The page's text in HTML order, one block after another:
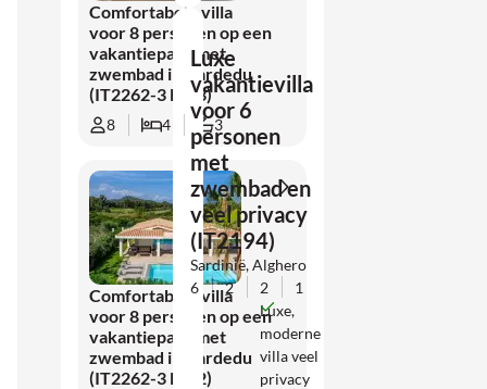
Comfortabele villa
voor 8 personen op een
vakantiepark met
zwembad in Cardedu
(IT2262-3 Nr. 3)
8 4 3
Comfortabele villa
voor 8 personen op een
vakantiepark met
zwembad in Cardedu
(IT2262-3 Nr. 2)
Luxe
vakantievilla
voor 6
personen
met
zwembad en
veel privacy
(IT2194)
Sardinië, Alghero
6
2 2
1
Luxe,
moderne
villa veel
privacy